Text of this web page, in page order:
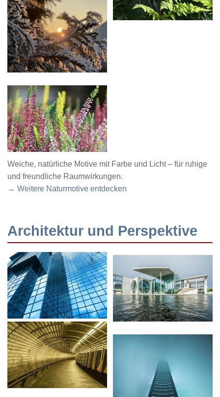
Weiche, natürliche Motive mit Farbe und Licht – für ruhige
und freundliche Raumwirkungen.
→ Weitere Naturmotive entdecken
Architektur und Perspektive